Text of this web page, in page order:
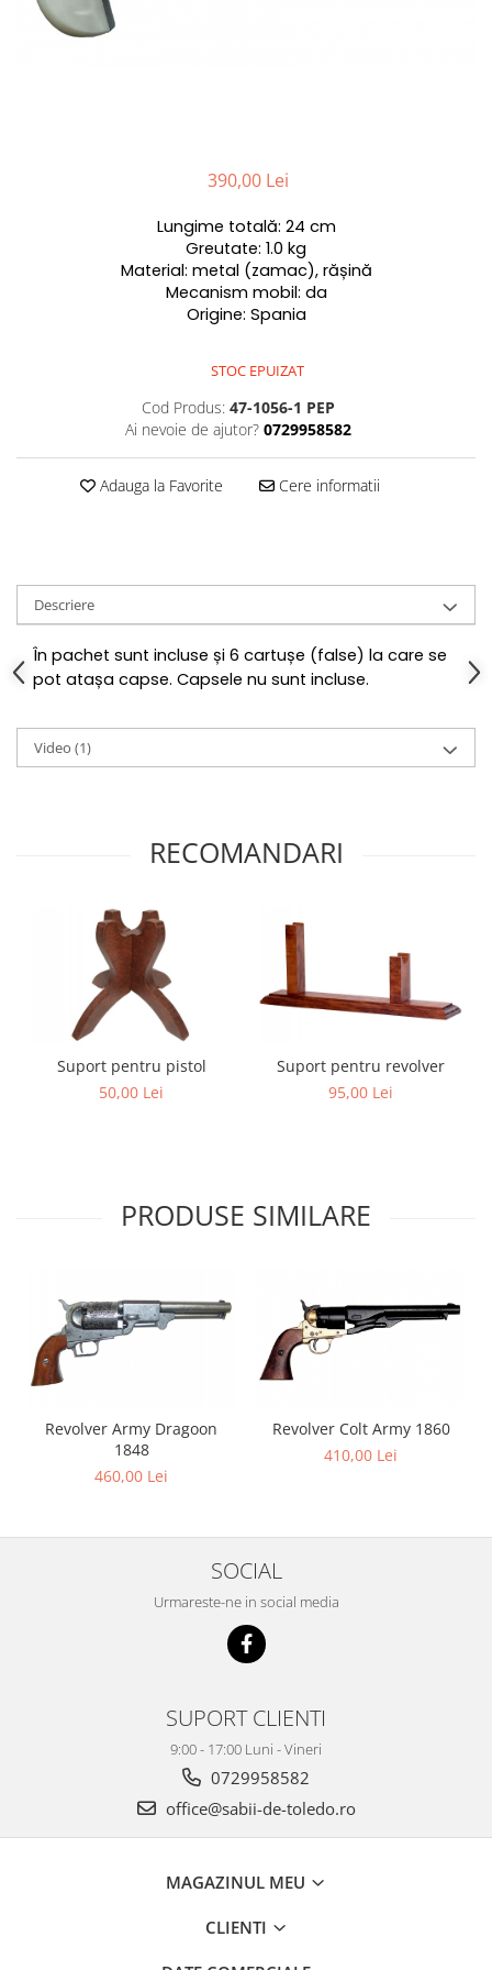
390,00 Lei
Lungime totală: 24 cm
Greutate: 1.0 kg
Material: metal (zamac), rășină
Mecanism mobil: da
Origine: Spania
STOC EPUIZAT
Cod Produs: 47-1056-1 PEP
Ai nevoie de ajutor? 0729958582
Adauga la Favorite Cere informatii
Descriere
În pachet sunt incluse și 6 cartușe (false) la care se
pot atașa capse. Capsele nu sunt incluse.
Video (1)
RECOMANDARI
Suport pentru pistol
50,00 Lei
Suport pentru revolver
95,00 Lei
PRODUSE SIMILARE
Revolver Army Dragoon
1848
460,00 Lei
Revolver Colt Army 1860
410,00 Lei
SOCIAL
Urmareste-ne in social media
SUPORT CLIENTI
9:00 - 17:00 Luni - Vineri
0729958582
office@sabii-de-toledo.ro
MAGAZINUL MEU
CLIENTI